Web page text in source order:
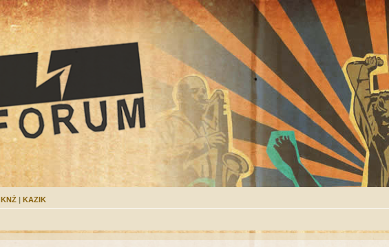
KNŻ | KAZIK